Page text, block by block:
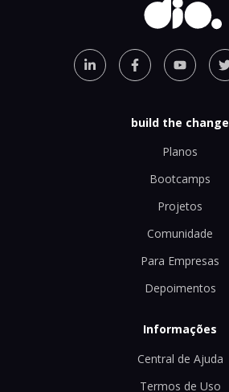
build the change
Planos
Bootcamps
Projetos
Comunidade
Para Empresas
Depoimentos
Informações
Central de Ajuda
Termos de Uso